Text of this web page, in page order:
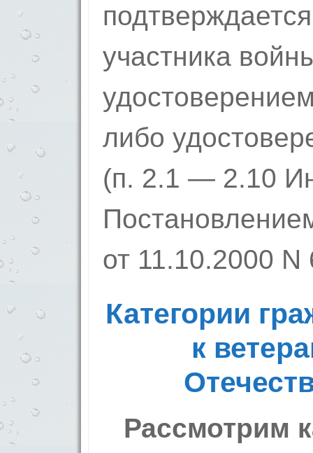
участника
либо
(п. 2.1 — 2.10
от 11.10.2000 N
Категории
к
Рассмотрим